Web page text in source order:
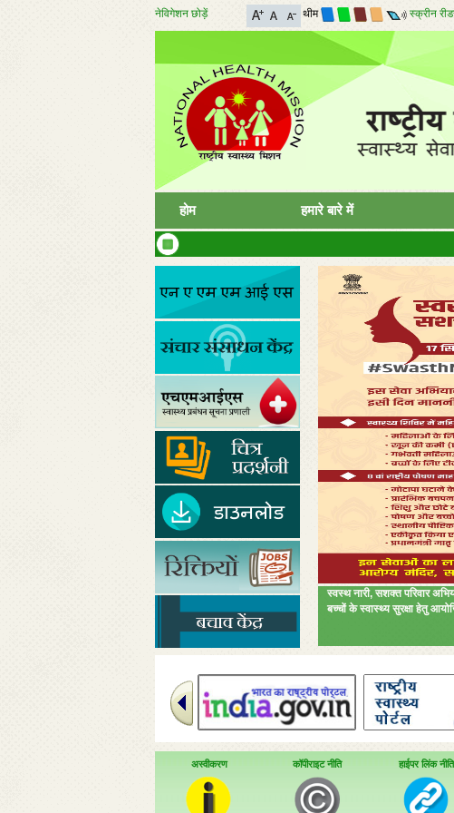
नेविगेशन छोड़ें थीम स्क्रीन
होम हमारे बारे में
स्वस्थ नारी, सशक्त परिवार
बच्चों के स्वास्थ्य सुरक्षा हेतु
अस्वीकरण कॉपीराइट नीति हाईपर लिंक नीति